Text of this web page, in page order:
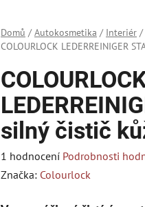
Domů / Autokosmetika / Interiér /
COLOURLOCK LEDERREINIGER
silný čistič
Průměrné
hodnocení
1 hodnocení Podrobnosti
Značka: Colourlock